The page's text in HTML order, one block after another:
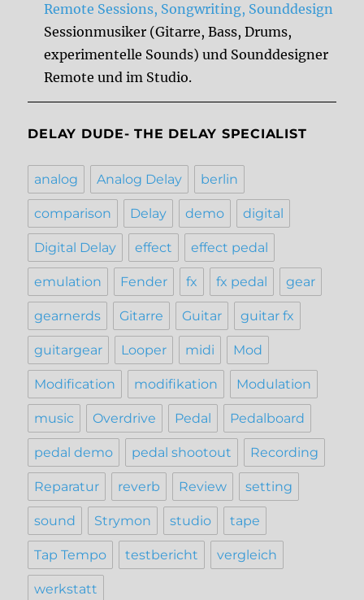
Remote Sessions, Songwriting, Sounddesign
Sessionmusiker (Gitarre, Bass, Drums,
experimentelle Sounds) und Sounddesigner
Remote und im Studio.
DELAY DUDE- THE DELAY SPECIALIST
analog Analog Delay berlin
comparison Delay demo digital
Digital Delay effect effect pedal
emulation Fender fx fx pedal gear
gearnerds Gitarre Guitar guitar fx
guitargear Looper midi Mod
Modification modifikation Modulation
music Overdrive Pedal Pedalboard
pedal demo pedal shootout Recording
Reparatur reverb Review setting
sound Strymon studio tape
Tap Tempo testbericht vergleich
werkstatt